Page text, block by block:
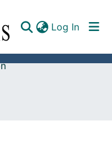
Log In